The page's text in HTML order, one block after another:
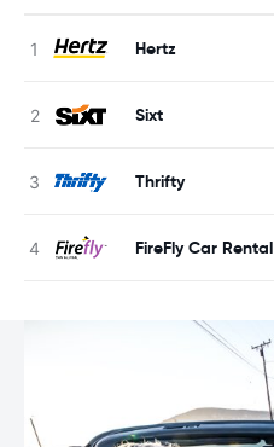
Hertz
Sixt
Thrifty
FireFly Car Rental